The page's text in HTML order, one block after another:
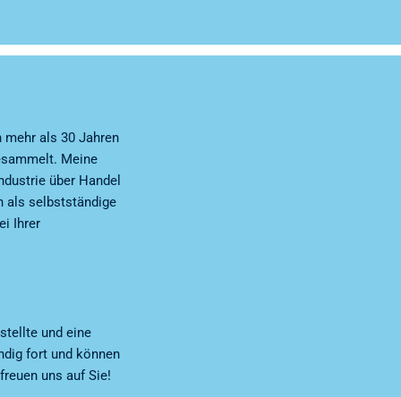
als 30 Jahren
Meine
über Handel
als selbstständige
Ihrer
und eine
fort und können
uns auf Sie!